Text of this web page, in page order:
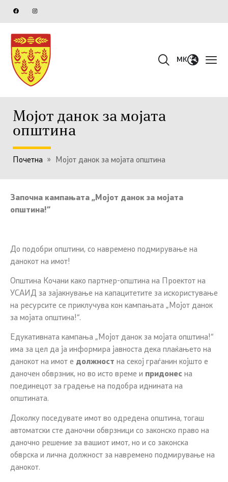
MK
Мојот данок за мојата
општина
Почетна » Мојот данок за мојата општина
Започна кампањата „Мојот данок за мојата
општина!“
До подобри општини, со навремено подмирување на
данокот на имот!
Општина Кочани како партнер-општина на Проектот на
УСАИД за зајакнување на капацитетите за искористување
на ресурсите се приклучува кон кампањата „Мојот данок
за мојата општина!“.
Едукативната кампања „Мојот данок за мојата општина!“
има за цел да ја информира јавноста дека плаќањето на
данокот на имот е должност на секој граѓанин којшто е
даночен обврзник, но во исто време и придонес на
поединецот за градење на подобра иднината на
општината.
Доколку поседувате имот во одредена општина, тогаш
автоматски сте даночни обврзници со законско право на
даночно решение за вашиот имот, но и со законска
обврска и лична должност за навремено подмирување на
данокот.